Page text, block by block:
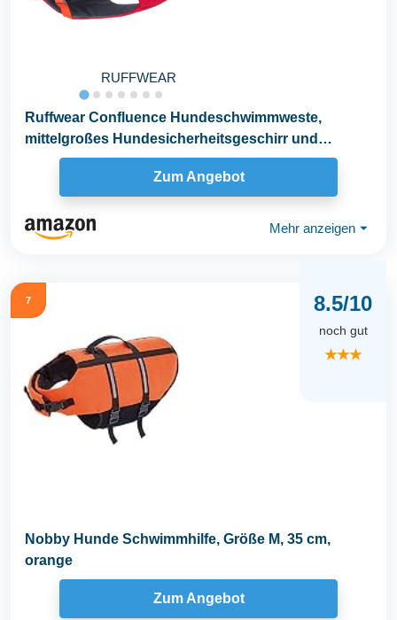
RUFFWEAR
Ruffwear Confluence Hundeschwimmweste,
mittelgroßes Hundesicherheitsgeschirr und
Schwimmhilfe...
Zum Angebot
Mehr anzeigen ⏷
7 8.5/10
noch gut
★★★
Nobby Hunde Schwimmhilfe, Größe M, 35 cm,
orange
Zum Angebot